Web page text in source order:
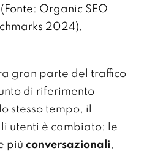
Organic SEO
2024),
gran parte del traffico
di riferimento
stesso tempo, il
utenti è cambiato: le
più conversazionali,